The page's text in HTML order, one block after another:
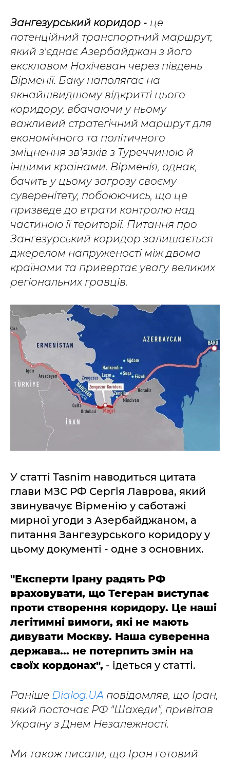
Зангезурський коридор - це
потенційний транспортний маршрут,
який з'єднає Азербайджан з його
ексклавом Нахічеван через південь
Вірменії. Баку наполягає на
якнайшвидшому відкритті цього
коридору, вбачаючи у ньому
важливий стратегічний маршрут для
економічного та політичного
зміцнення зв'язків з Туреччиною й
іншими країнами. Вірменія, однак,
бачить у цьому загрозу своєму
суверенітету, побоюючись, що це
призведе до втрати контролю над
частиною її території. Питання про
Зангезурський коридор залишається
джерелом напруженості між двома
країнами та привертає увагу великих
регіональних гравців.
У статті Tasnim наводиться цитата
глави МЗС РФ Сергія Лаврова, який
звинувачує Вірменію у саботажі
мирної угоди з Азербайджаном, а
питання Зангезурського коридору у
цьому документі - одне з основних.
"Експерти Ірану радять РФ
враховувати, що Тегеран виступає
проти створення коридору. Це наші
легітимні вимоги, які не мають
дивувати Москву. Наша суверенна
держава... не потерпить змін на
своїх кордонах", - ідеться у статті.
Раніше Dialog.UA повідомляв, що Іран,
який постачає РФ "Шахеди", привітав
Україну з Днем Незалежності.
Ми також писали, що Іран готовий